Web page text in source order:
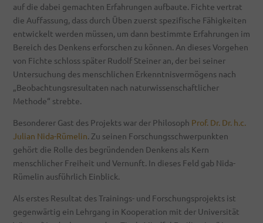
auf die dabei gemachten Erfahrungen aufbaute. Fichte vertrat
die Auffassung, dass durch Üben zuerst spezifische Fähigkeiten
entwickelt werden müssen, um dann bestimmte Erfahrungen im
Bereich des Denkens erforschen zu können. An dieses Vorgehen
von Fichte schloss später Rudolf Steiner an, der bei seiner
Untersuchung des menschlichen Erkenntnisvermögens nach
„Beobachtungsresultaten nach naturwissenschaftlicher
Methode“ strebte.
Besonderer Gast des Projekts war der Philosoph Prof. Dr. Dr. h.c.
Julian Nida-Rümelin. Zu seinen Forschungsschwerpunkten
gehört die Rolle des begründenden Denkens als Kern
menschlicher Freiheit und Vernunft. In dieses Feld gab Nida-
Rümelin ausführlich Einblick.
Als erstes Resultat des Trainings- und Forschungsprojekts ist
gegenwärtig ein Lehrgang in Kooperation mit der Universität